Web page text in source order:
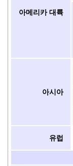
아메리카 대륙
아시아
유럽